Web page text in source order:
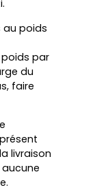
poids
par
du
faire
livraison